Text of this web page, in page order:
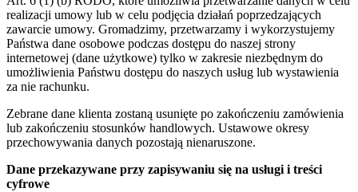
realizacji umowy lub w celu podjęcia działań poprzedzających
zawarcie umowy. Gromadzimy, przetwarzamy i wykorzystujemy
Państwa dane osobowe podczas dostępu do naszej strony
internetowej (dane użytkowe) tylko w zakresie niezbędnym do
umożliwienia Państwu dostępu do naszych usług lub wystawienia
za nie rachunku.
Zebrane dane klienta zostaną usunięte po zakończeniu zamówienia
lub zakończeniu stosunków handlowych. Ustawowe okresy
przechowywania danych pozostają nienaruszone.
Dane przekazywane przy zapisywaniu się na usługi i treści
cyfrowe